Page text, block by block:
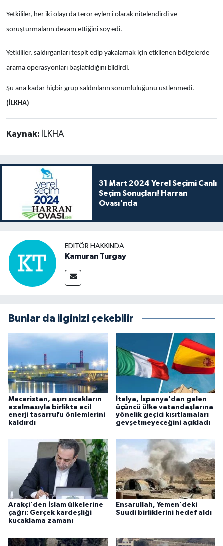
Yetkililer, her iki olayı da terör eylemi olarak nitelendirdi ve
soruşturmaların devam ettiğini söyledi.
Yetkililer, saldırganları tespit edip yakalamak için etkilenen bölgelerde
arama operasyonları başlatıldığını bildirdi.
Şu ana kadar hiçbir grup saldırıların sorumluluğunu üstlenmedi.
(İLKHA)
Kaynak: İLKHA
31 Mart 2024 Yerel Seçimi Canlı
Seçim Sonuçları! Harran
Ovası'nda
EDITÖR HAKKINDA
Kamuran Turgay
Bunlar da ilginizi çekebilir
Macaristan, aşırı sıcakların
azalmasıyla birlikte acil
enerji tasarrufu önlemlerini
kaldırdı
İtalya, İspanya'dan gelen
üçüncü ülke vatandaşlarına
yönelik geçici kısıtlamaları
gevşetmeyeceğini açıkladı
Arakçi'den İslam ülkelerine
çağrı: Gerçek kardeşliği
kucaklama zamanı
Ensarullah, Yemen'deki
Suudi birliklerini hedef aldı